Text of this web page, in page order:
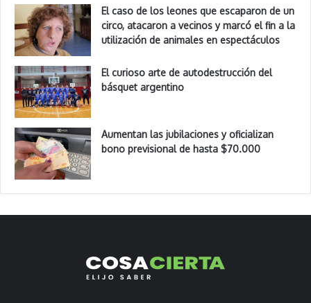
El caso de los leones que escaparon de un
circo, atacaron a vecinos y marcó el fin a la
utilización de animales en espectáculos
El curioso arte de autodestrucción del
básquet argentino
Aumentan las jubilaciones y oficializan
bono previsional de hasta $70.000